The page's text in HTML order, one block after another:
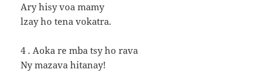
Ary hisy voa mamy
lzay ho tena vokatra.
4 . Aoka re mba tsy ho rava
Ny mazava hitanay!